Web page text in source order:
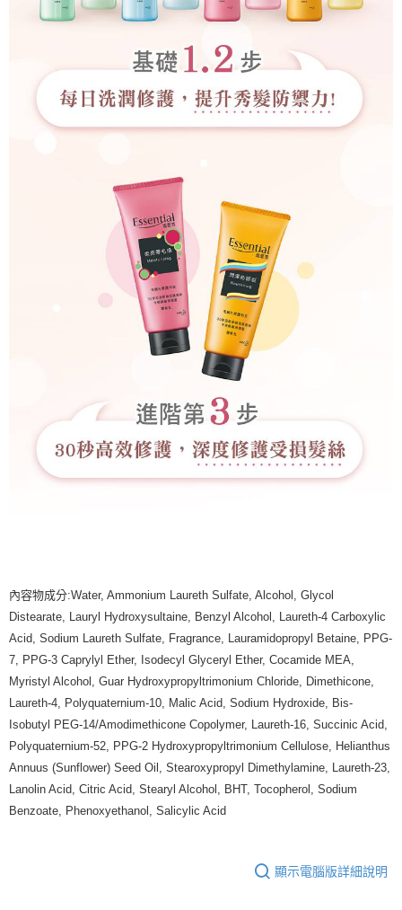
內容物成分:Water, Ammonium Laureth Sulfate, Alcohol, Glycol
Distearate, Lauryl Hydroxysultaine, Benzyl Alcohol, Laureth-4 Carboxylic
Acid, Sodium Laureth Sulfate, Fragrance, Lauramidopropyl Betaine, PPG-
7, PPG-3 Caprylyl Ether, Isodecyl Glyceryl Ether, Cocamide MEA,
Myristyl Alcohol, Guar Hydroxypropyltrimonium Chloride, Dimethicone,
Laureth-4, Polyquaternium-10, Malic Acid, Sodium Hydroxide, Bis-
Isobutyl PEG-14/Amodimethicone Copolymer, Laureth-16, Succinic Acid,
Polyquaternium-52, PPG-2 Hydroxypropyltrimonium Cellulose, Helianthus
Annuus (Sunflower) Seed Oil, Stearoxypropyl Dimethylamine, Laureth-23,
Lanolin Acid, Citric Acid, Stearyl Alcohol, BHT, Tocopherol, Sodium
Benzoate, Phenoxyethanol, Salicylic Acid
顯示電腦版詳細說明